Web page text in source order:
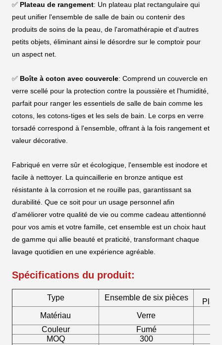
✅ Plateau de rangement: Un plateau plat rectangulaire qui
peut unifier l'ensemble de salle de bain ou contenir des
produits de soins de la peau, de l'aromathérapie et d'autres
petits objets, éliminant ainsi le désordre sur le comptoir pour
un aspect net.
✅ Boîte à coton avec couvercle: Comprend un couvercle en
verre scellé pour la protection contre la poussière et l'humidité,
parfait pour ranger les essentiels de salle de bain comme les
cotons, les cotons-tiges et les sels de bain. Le corps en verre
torsadé correspond à l'ensemble, offrant à la fois rangement et
valeur décorative.
Fabriqué en verre sûr et écologique, l'ensemble est inodore et
facile à nettoyer. La quincaillerie en bronze antique est
résistante à la corrosion et ne rouille pas, garantissant sa
durabilité. Que ce soit pour un usage personnel afin
d'améliorer votre qualité de vie ou comme cadeau attentionné
pour vos amis et votre famille, cet ensemble est un choix haut
de gamme qui allie beauté et praticité, transformant chaque
lavage quotidien en une expérience agréable.
Spécifications du produit:
Type Ensemble de six pièces
Matériau
Verre
Couleur
Fumé
MOQ
300